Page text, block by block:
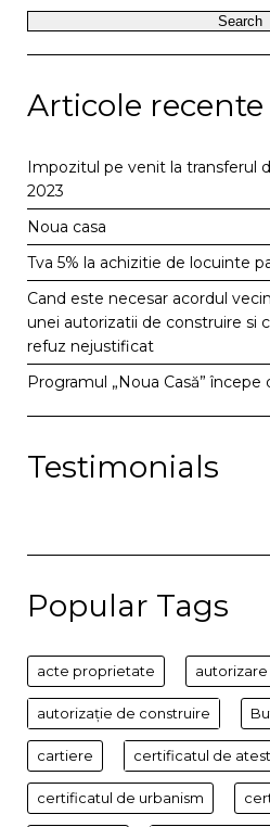
Articole recente
Impozitul pe venit la transferul
2023
Noua casa
Tva 5% la achizitie de locuinte
Cand este necesar acordul
unei autorizatii de construire si
refuz nejustificat
Programul „Noua Casă” începe
Testimonials
Popular Tags
acte proprietate
autorizație de construire
cartiere certificatul de
certificatul de urbanism